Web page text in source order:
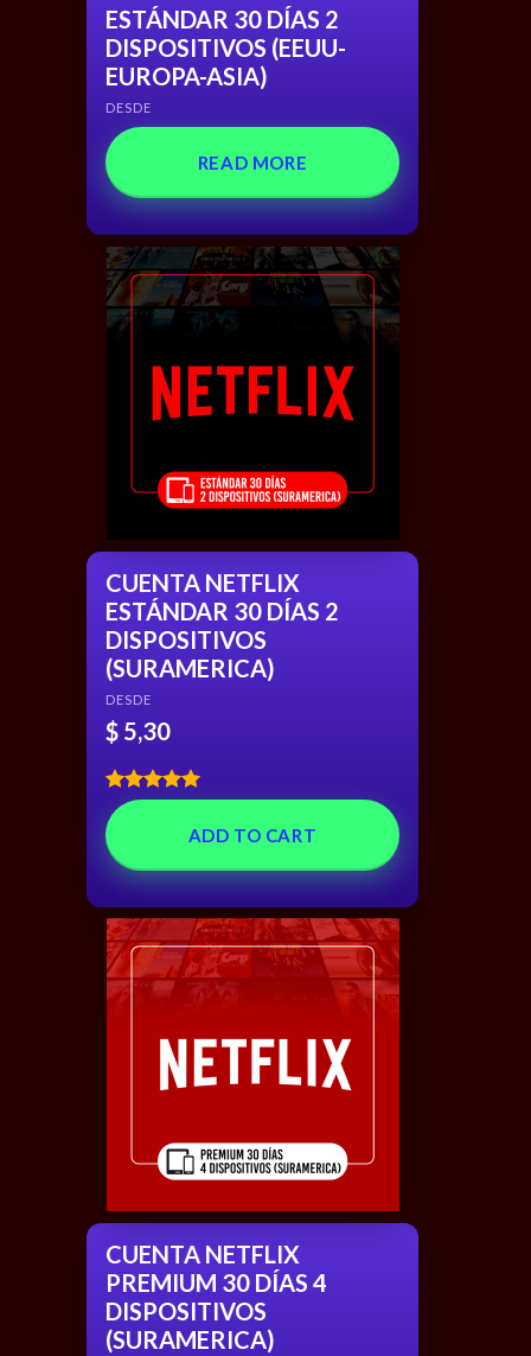
ESTÁNDAR 30 DÍAS 2
DISPOSITIVOS (EEUU-
EUROPA-ASIA)
DESDE
READ MORE
CUENTA NETFLIX
ESTÁNDAR 30 DÍAS 2
DISPOSITIVOS
(SURAMERICA)
DESDE
$ 5,30
Rated5.00
out of 5
ADD TO CART
CUENTA NETFLIX
PREMIUM 30 DÍAS 4
DISPOSITIVOS
(SURAMERICA)